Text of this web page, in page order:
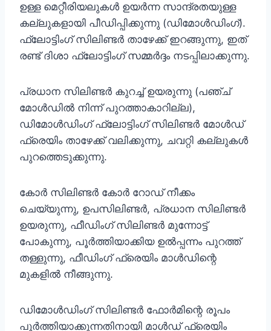
ഉള്ള മെറ്റീരിയലുകൾ ഉയർന്ന സാന്ദ്രതയുള്ള
കല്ലുകളായി പീഡിപ്പിക്കുന്നു (ഡിമോൾഡിംഗ്).
ഫ്ലോട്ടിംഗ് സിലിണ്ടർ താഴേക്ക് ഇറങ്ങുന്നു, ഇത്
രണ്ട് ദിശാ ഫ്ലോട്ടിംഗ് സമ്മർദ്ദം നടപ്പിലാക്കുന്നു.
പ്രധാന സിലിണ്ടർ കുറച്ച് ഉയരുന്നു (പഞ്ച്
മോൾഡിൽ നിന്ന് പുറത്താകാറില്ല),
ഡിമോൾഡിംഗ് ഫ്ലോട്ടിംഗ് സിലിണ്ടർ മോൾഡ്
ഫ്രെയിം താഴേക്ക് വലിക്കുന്നു, ചവറ്റി കല്ലുകൾ
പുറത്തെടുക്കുന്നു.
കോർ സിലിണ്ടർ കോർ റോഡ് നീക്കം
ചെയ്യുന്നു, ഉപസിലിണ്ടർ, പ്രധാന സിലിണ്ടർ
ഉയരുന്നു, ഫീഡിംഗ് സിലിണ്ടർ മുന്നോട്ട്
പോകുന്നു, പൂർത്തിയാക്കിയ ഉൽപ്പന്നം പുറത്ത്
തള്ളുന്നു, ഫീഡിംഗ് ഫ്രെയിം മാൾഡിന്റെ
മുകളിൽ നീങ്ങുന്നു.
ഡിമോൾഡിംഗ് സിലിണ്ടർ ഫോർമിന്റെ രൂപം
പൂർത്തിയാക്കുന്നതിനായി മാൾഡ് ഫ്രെയിം